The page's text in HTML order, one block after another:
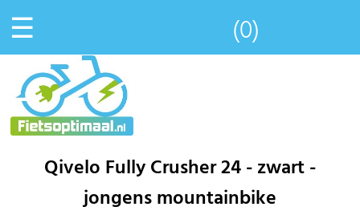
☰ (0)
Qivelo Fully Crusher 24 - zwart -
jongens mountainbike